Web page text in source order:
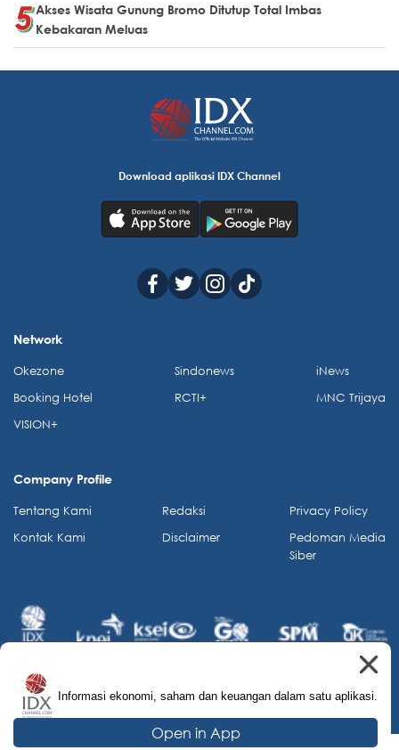
Akses Wisata Gunung Bromo Ditutup Total Imbas
Kebakaran Meluas
Informasi ekonomi, saham dan keuangan dalam satu aplikasi.
Open in App
Download aplikasi IDX Channel
Network
Okezone
Booking Hotel
VISION+
Sindonews
RCTI+
iNews
MNC Trijaya
Company Profile
Tentang Kami
Kontak Kami
Redaksi
Disclaimer
Privacy Policy
Pedoman Media
Siber
© 2026 IDX Channel. All Rights Reserved.